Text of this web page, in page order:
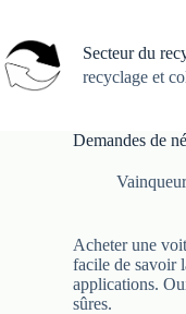
contenu
Secteur du
recyclage et
Demandes de
Acheter une
facile de savoir
applications.
sûres.